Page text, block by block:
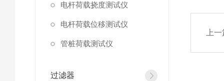
电杆荷载挠度测试仪
电杆荷载位移测试仪
管桩荷载测试仪
过滤器
上